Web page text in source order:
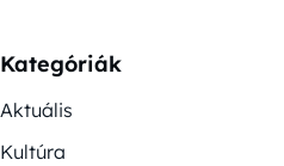
Kategóriák
Aktuális
Kultúra